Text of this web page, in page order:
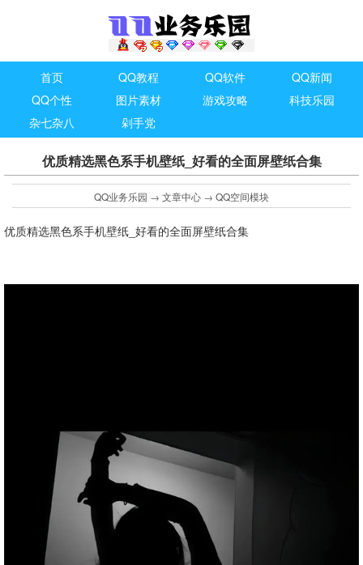
首页 QQ教程 QQ软件
QQ新闻
QQ个性
图片素材 游戏攻略
科技乐园
杂七杂八
剁手党
优质精选黑色系手机壁纸_好看的全面屏壁纸合集
QQ业务乐园 → 文章中心 → QQ空间模块
优质精选黑色系手机壁纸_好看的全面屏壁纸合集